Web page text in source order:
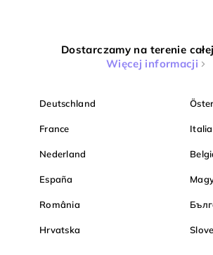
Dostarczamy na terenie
Więcej informacji
Deutschland
France Italia
Nederland
España
România
Hrvatska